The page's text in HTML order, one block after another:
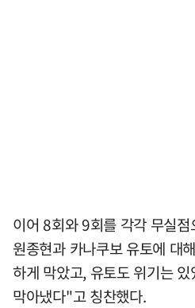
이어 8회와 9회를 각각 무실
원종현과 카나쿠보 유토에 대
하게 막았고, 유토도 위기는
막아냈다"고 칭찬했다.